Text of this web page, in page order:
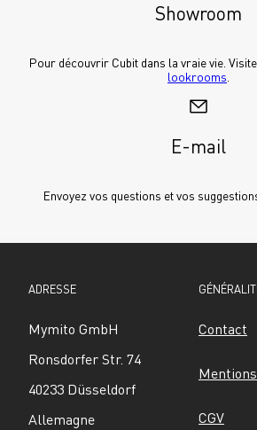
Showroom
Pour découvrir Cubit dans la vraie vie.
lookrooms
E-mail
Envoyez vos questions et vos
ADRESSE
Mymito GmbH
Ronsdorfer Str. 74
40233 Düsseldorf
Allemagne
Contact
CGV